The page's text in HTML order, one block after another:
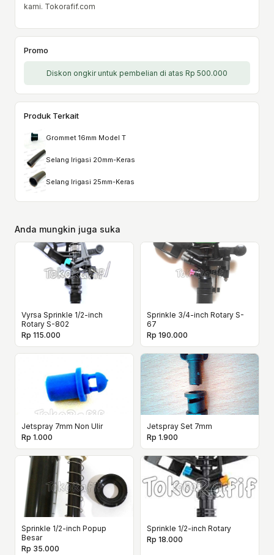
kami. Tokorafif.com
Promo
Diskon ongkir untuk pembelian di atas Rp 500.000
Produk Terkait
Grommet 16mm Model T
Selang Irigasi 20mm-Keras
Selang Irigasi 25mm-Keras
Anda mungkin juga suka
Vyrsa Sprinkle 1/2-inch
Rotary S-802
Rp 115.000
Sprinkle 3/4-inch Rotary S-
67
Rp 190.000
Jetspray 7mm Non Ulir
Rp 1.000
Jetspray Set 7mm
Rp 1.900
Sprinkle 1/2-inch Popup
Besar
Rp 35.000
Sprinkle 1/2-inch Rotary
Rp 18.000